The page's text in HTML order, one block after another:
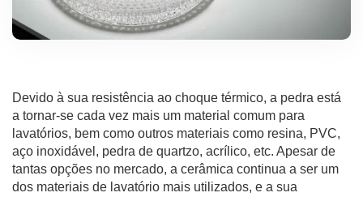
Devido à sua resistência ao choque térmico, a pedra está
a tornar-se cada vez mais um material comum para
lavatórios, bem como outros materiais como resina, PVC,
aço inoxidável, pedra de quartzo, acrílico, etc. Apesar de
tantas opções no mercado, a cerâmica continua a ser um
dos materiais de lavatório mais utilizados, e a sua